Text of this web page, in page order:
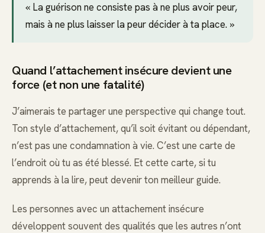
« La guérison ne consiste pas à ne plus avoir peur,
mais à ne plus laisser la peur décider à ta place. »
Quand l’attachement insécure devient une
force (et non une fatalité)
J’aimerais te partager une perspective qui change tout.
Ton style d’attachement, qu’il soit évitant ou dépendant,
n’est pas une condamnation à vie. C’est une carte de
l’endroit où tu as été blessé. Et cette carte, si tu
apprends à la lire, peut devenir ton meilleur guide.
Les personnes avec un attachement insécure
développent souvent des qualités que les autres n’ont